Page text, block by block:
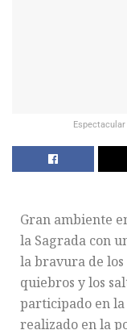
Gran ambiente
la Sagrada con
la bravura de los
quiebros y los
participado en
realizado en la